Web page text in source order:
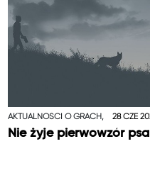
AKTUALNOŚCI O GRACH, 28 CZE
Nie żyje pierwowzór